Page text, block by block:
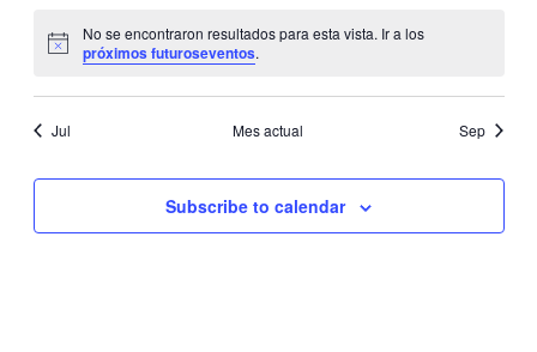
Notice
No se encontraron resultados para esta vista. Ir a los
próximos futuroseventos.
Jul Mes actual Sep
Subscribe to calendar